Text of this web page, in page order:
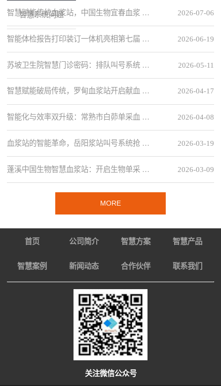
智慧系统问题 2026-07-06
智慧赋能传统血浆站，中国生物宜春血浆 …
2026-06-19
智能体检报告打印装订一体机亮相第七届 …
2026-05-11
苏坡卫生院智慧门诊密码：排队叫号系统 …
2026-04-17
智慧赋能破局传统，罗甸血浆站开启献血 …
2026-04-08
智能化与效率双升级：常熟市白茆单采血 …
2026-03-19
血浆站的智能革命，岳阳浆站叫号系统抢 …
2026-03-09
蓬溪中国生物智慧血浆站：开启生物单采 …
MORE
首页 公司简介 智慧方案 智慧产品
智慧案例 新闻动态 合作伙伴 联系我们
关注微信公众号